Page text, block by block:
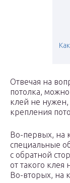
Отвечая на
потолка, можно
клей не
крепления
Во-первых, на
специальные
с обратной
от такого клея
Во-вторых, на